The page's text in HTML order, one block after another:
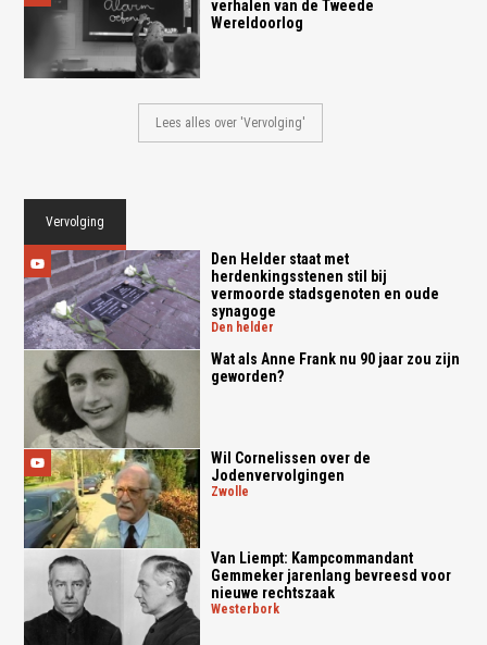
verhalen van de Tweede
Wereldoorlog
Lees alles over 'Vervolging'
Vervolging
Den Helder staat met
herdenkingsstenen stil bij
vermoorde stadsgenoten en oude
synagoge
den helder
Wat als Anne Frank nu 90 jaar zou zijn
geworden?
Wil Cornelissen over de
Jodenvervolgingen
zwolle
Van Liempt: Kampcommandant
Gemmeker jarenlang bevreesd voor
nieuwe rechtszaak
westerbork